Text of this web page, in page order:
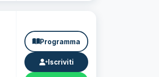
Programma
Iscriviti